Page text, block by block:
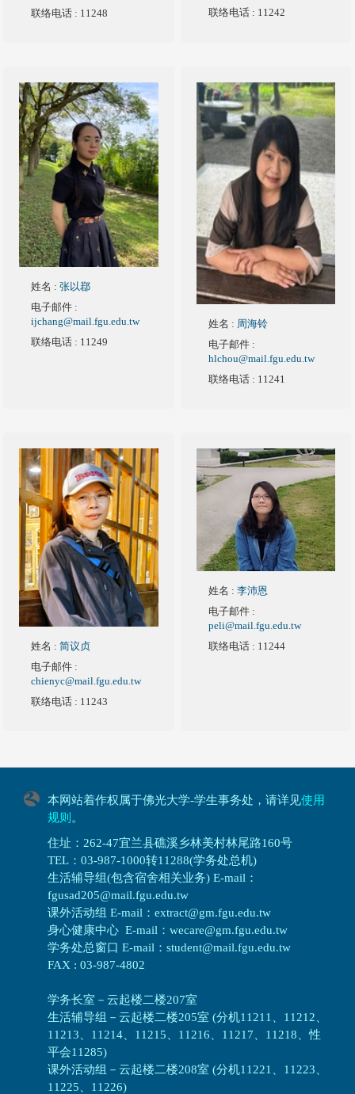
联络电话 : 11248
联络电话 : 11242
姓名 :张以鄀
电子邮件 :
ijchang@mail.fgu.edu.tw
联络电话 : 11249
姓名 : 周海铃
电子邮件 :
hlchou@mail.fgu.edu.tw
联络电话 : 11241
姓名 :简议贞
电子邮件 :
chienyc@mail.fgu.edu.tw
联络电话 : 11243
姓名 :李沛恩
电子邮件 :
peli@mail.fgu.edu.tw
联络电话 : 11244
本网站着作权属于佛光大学-学生事务处，请详见使用
规则 。
住址：262-47宜兰县礁溪乡林美村林尾路160号
TEL：03-987-1000转11288(学务处总机)
生活辅导组(包含宿舍相关业务) E-mail：
fgusad205@mail.fgu.edu.tw
课外活动组 E-mail：extract@gm.fgu.edu.tw
身心健康中心 E-mail：wecare@gm.fgu.edu.tw
学务处总窗口 E-mail：student@mail.fgu.edu.tw
FAX : 03-987-4802
学务长室－云起楼二楼207室
生活辅导组 － 云起楼二楼205室 (分机11211、11212、
11213、11214、11215、11216、11217、11218、性
平会11285)
课外活动组 － 云起楼二楼208室 (分机11221、11223、
11225、11226)